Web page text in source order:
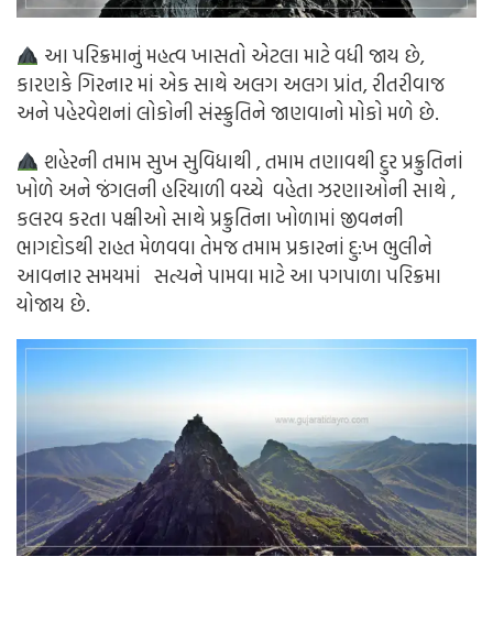
આ પરિક્રમાનું મહત્વ ખાસતો એટલા માટે વધી જાય છે,
કારણકે ગિરનાર માં એક સાથે અલગ અલગ પ્રાંત, રીતરીવાજ
અને પહેરવેશનાં લોકોની સંસ્ક્રુતિને જાણવાનો મોકો મળે છે.
શહેરની તમામ સુખ સુવિધાથી , તમામ તણાવથી દુર પ્રક્રુતિનાં
ખોળે અને જંગલની હરિયાળી વચ્ચે વહેતા ઝરણાઓની સાથે ,
કલરવ કરતા પક્ષીઓ સાથે પ્રક્રુતિના ખોળામાં જીવનની
ભાગદોડથી રાહત મેળવવા તેમજ તમામ પ્રકારનાં દુ:ખ ભુલીને
આવનાર સમયમાં સત્યને પામવા માટે આ પગપાળા પરિક્રમા
યોજાય છે.